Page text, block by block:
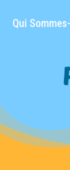
Qui